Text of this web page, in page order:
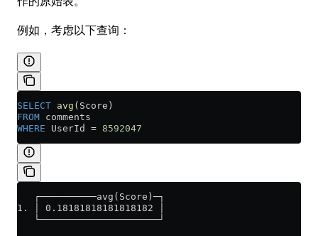
例如，考虑以下查询：
SELECT avg (Score)
FROM comments
WHERE UserId = 8592047
   ┌──────────avg(Score)─┐
1. │ 0.18181818181818182 │
   └─────────────────────┘